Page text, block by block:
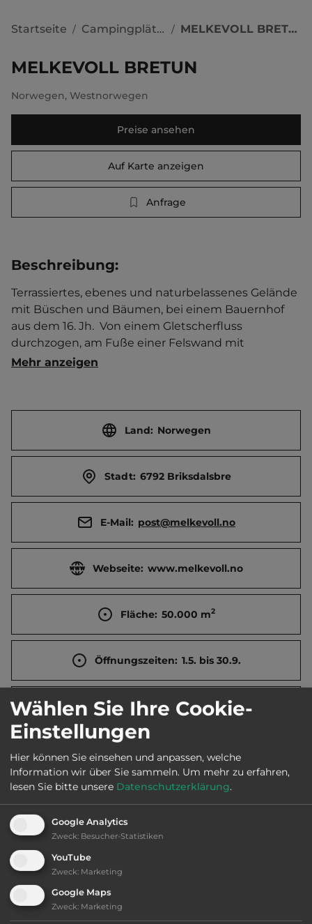
Startseite / Campingplätze / MELKEVOLL BRETUN
MELKEVOLL BRETUN
Norwegen, Westnorwegen
Preise ansehen
Auf Karte anzeigen
Anfrage
Beschreibung:
Terrassiertes, ebenes und naturbelassenes Gelände
mit Büschen und Bäumen, bei einem Bauernhof
aus dem 16. Jh.  Von einem Gletscherfluss
durchzogen, am Fuße einer Felswand mit
Wasserfall. Am Ende eines zerklüfteten Tals,
Geführte Touren und Eisklettern auf dem
Briksdalsgletscher. Freie Stellplätze werden
km entfernt. Touristen-/Dauerstellplätze 70/0.
Mehr anzeigen
Land: Norwegen
Stadt: 6792 Briksdalsbre
E-Mail: post@melkevoll.no
Webseite: www.melkevoll.no
Fläche: 50.000 m2
Öffnungszeiten: 1.5. bis 30.9.
Telefon: 0047 5787 3864
Sehenswürdigkeiten:
Briksdalsgletscher, Brenndalsgletscher.
Ausstattung
bis 25,- Euro
Wählen Sie Ihre Cookie-
Einstellungen
Hier können Sie einsehen und anpassen, welche
Information wir über Sie sammeln. Um mehr zu erfahren,
lesen Sie bitte unsere Datenschutzerklärung.
Google Analytics
Zweck: Besucher-Statistiken
YouTube
Zweck: Marketing
Google Maps
Zweck: Marketing